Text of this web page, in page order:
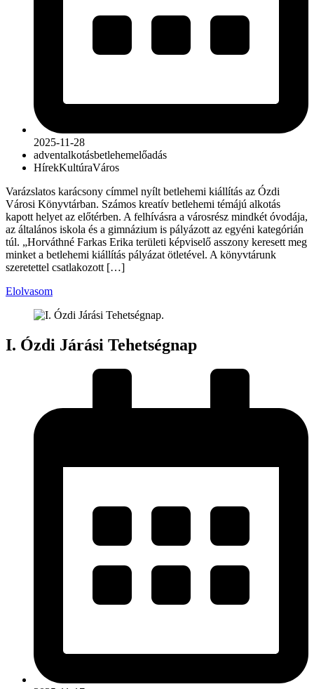
2025-11-28
adventalkotásbetlehemelőadás
HírekKultúraVáros
Varázslatos karácsony címmel nyílt betlehemi kiállítás az Ózdi
Városi Könyvtárban. Számos kreatív betlehemi témájú alkotás
kapott helyet az előtérben. A felhívásra a városrész mindkét óvodája,
az általános iskola és a gimnázium is pályázott az egyéni kategórián
túl. „Horváthné Farkas Erika területi képviselő asszony keresett meg
minket a betlehemi kiállítás pályázat ötletével. A könyvtárunk
szeretettel csatlakozott […]
Elolvasom
I. Ózdi Járási Tehetségnap